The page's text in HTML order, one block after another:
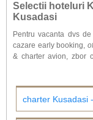
Cele mai cunoscute
Downtown Beach,
nu poti pleca din
acvatice de aici
un jeep sau horse
Selectii hoteluri
Kusadasi
Pentru vacanta dvs
cazare early booking,
& charter avion, zbor
pentru rezervarea
charter Kusadasi